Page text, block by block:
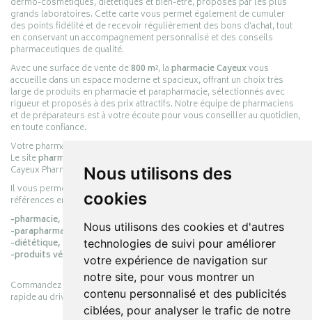
Nous utilisons des
cookies
Nous utilisons des cookies et d'autres
technologies de suivi pour améliorer
votre expérience de navigation sur
notre site, pour vous montrer un
contenu personnalisé et des publicités
ciblées, pour analyser le trafic de notre
dermo-cosmétiques, diététiques et bien-être, proposés par les plus
grands laboratoires. Cette carte vous permet également de cumuler
des points fidélité et de recevoir régulièrement des bons d’achat, tout
en conservant un accompagnement personnalisé et des conseils
pharmaceutiques de qualité.
Avec une surface de vente de800 m², lapharmacie Cayeuxvous
accueille dans un espace moderne et spacieux, offrant un choix très
large de produits en pharmacie et parapharmacie, sélectionnés avec
rigueur et proposés à des prix attractifs. Notre équipe de pharmaciens
et de préparateurs est à votre écoute pour vous conseiller au quotidien,
en toute confiance.
Votre pharmacie en ligne :
Le sitepharmacie-cayeux.fr
Cayeux Pharmabest Berck-sur-Mer – Rang-du-Fliers.
Il vous permet de réaliser vos achats en ligne parmi des milliers de
références en :
-pharmacie,
-parapharmacie,
-diététique,
-produits vétérinaires.
Commandez simplement vos produits en ligne et choisissez le retrait
rapide au drive ou la livraison à domicile, en toute simplicité.